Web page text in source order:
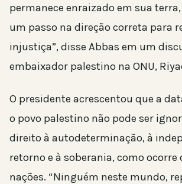
permanece enraizado em sua
um passo na direção correta para
injustiça”, disse Abbas em um
embaixador palestino na ONU,
O presidente acrescentou que a
o povo palestino não pode ser
direito à autodeterminação, à
retorno e à soberania, como ocorre
nações. “Ninguém neste mundo,